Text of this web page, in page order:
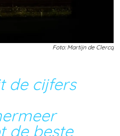
Foto: Martijn de Clercq
de cijfers
de beste